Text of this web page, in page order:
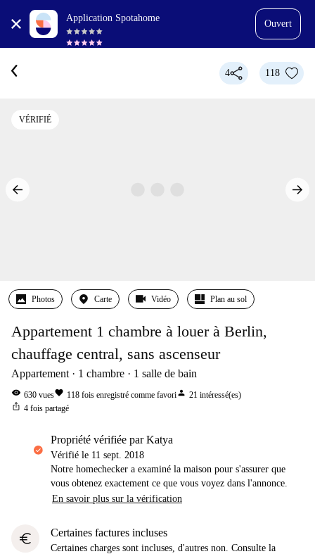
Application Spotahome
Ouvert
4 118
VÉRIFIÉ
Photos Carte Vidéo Plan au sol
Appartement 1 chambre à louer à Berlin,
chauffage central, sans ascenseur
Appartement 1 chambre 1 salle de bain
visibility 630 vuesfavorite 118 fois enregistré comme favoriperson 21 intéressé(es)
ios_share 4 fois partagé
propriété vérifiée par Katya
Vérifié le 11 sept. 2018
Notre homechecker a examiné la maison pour s'assurer que
vous obtenez exactement ce que vous voyez dans l'annonce.
En savoir plus sur la vérification
euro Certaines factures incluses
Certaines charges sont incluses, d'autres non. Consulte la